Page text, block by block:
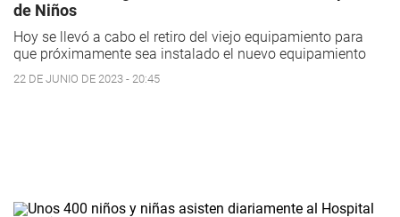
de Niños
Hoy se llevó a cabo el retiro del viejo equipamiento para
que próximamente sea instalado el nuevo equipamiento
22 DE JUNIO DE 2023 - 20:45